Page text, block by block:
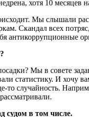
хотя 10
Мы слышали
Скандал всех
антикоррупционные
Мы в совете
статистику. И хочу
то случайность.
судом в том числе.